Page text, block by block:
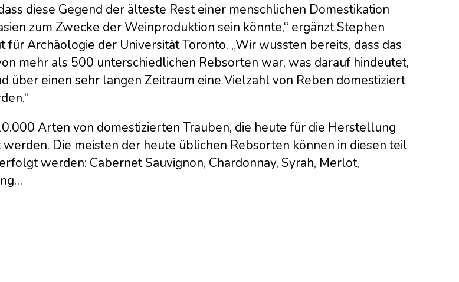
diese Gegend der älteste Rest einer menschlichen Domestikation
zum Zwecke der Weinproduktion sein könnte,“ ergänzt Stephen
für Archäologie der Universität Toronto. „Wir wussten bereits, dass das
mehr als 500 unterschiedlichen Rebsorten war, was darauf hindeutet,
über einen sehr langen Zeitraum eine Vielzahl von Reben domestiziert
Arten von domestizierten Trauben, die heute für die Herstellung
Die meisten der heute üblichen Rebsorten können in diesen teil
werden: Cabernet Sauvignon, Chardonnay, Syrah, Merlot,